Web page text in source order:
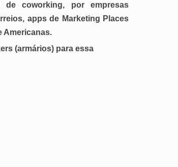
de coworking, por empresas
apps de Marketing Places
Americanas.
(armários) para essa